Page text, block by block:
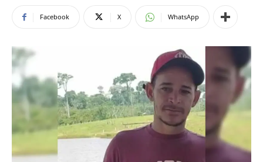
Facebook X WhatsApp